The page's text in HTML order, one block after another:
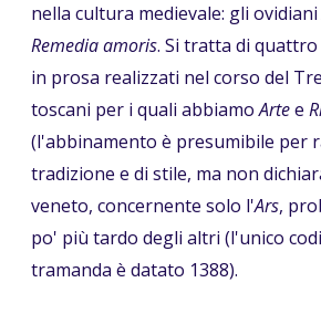
nella cultura medievale: gli ovidiani
Remedia amoris. Si tratta di
in prosa realizzati nel corso del
toscani per i quali abbiamoArtee
(l'abbinamento è presumibile per
tradizione e di stile, ma non
veneto, concernente solo l'Ars,
po' più tardo degli altri (l'unico
tramanda è datato 1388).